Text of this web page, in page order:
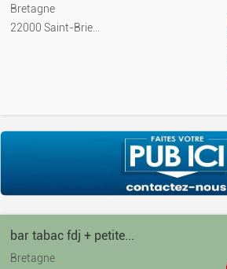
Bretagne
22000 Saint-Brie...
bar tabac fdj + petite...
Bretagne